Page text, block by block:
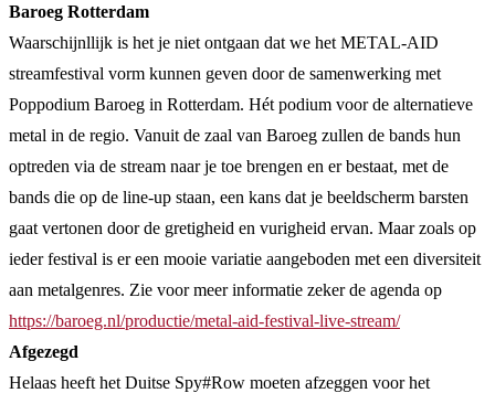
Baroeg Rotterdam
Waarschijnllijk is het je niet ontgaan dat we het METAL-AID
streamfestival vorm kunnen geven door de samenwerking met
Poppodium Baroeg in Rotterdam. Hét podium voor de alternatieve
metal in de regio. Vanuit de zaal van Baroeg zullen de bands hun
optreden via de stream naar je toe brengen en er bestaat, met de
bands die op de line-up staan, een kans dat je beeldscherm barsten
gaat vertonen door de gretigheid en vurigheid ervan. Maar zoals op
ieder festival is er een mooie variatie aangeboden met een diversiteit
aan metalgenres. Zie voor meer informatie zeker de agenda op
https://baroeg.nl/productie/metal-aid-festival-live-stream/
Afgezegd
Helaas heeft het Duitse Spy#Row moeten afzeggen voor het